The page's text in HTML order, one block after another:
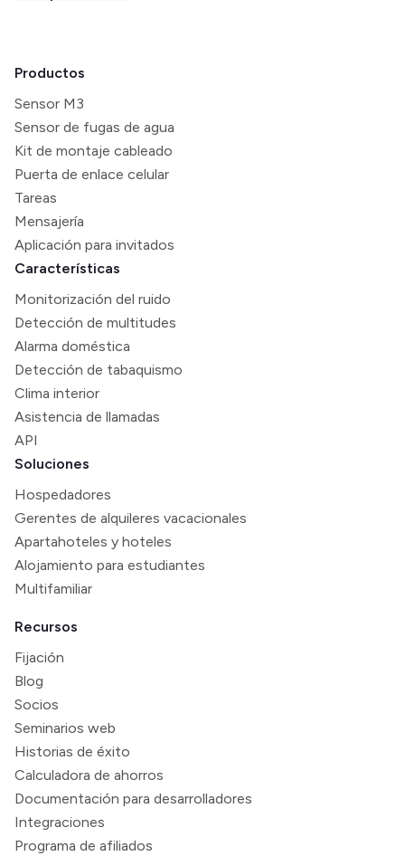
Productos
Sensor M3
Sensor de fugas de agua
Kit de montaje cableado
Puerta de enlace celular
Tareas
Mensajería
Aplicación para invitados
Características
Monitorización del ruido
Detección de multitudes
Alarma doméstica
Detección de tabaquismo
Clima interior
Asistencia de llamadas
API
Soluciones
Hospedadores
Gerentes de alquileres vacacionales
Apartahoteles y hoteles
Alojamiento para estudiantes
Multifamiliar
Recursos
Fijación
Blog
Socios
Seminarios web
Historias de éxito
Calculadora de ahorros
Documentación para desarrolladores
Integraciones
Programa de afiliados